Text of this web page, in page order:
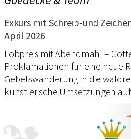
Exkurs mit Schreib-und
April 2026
Lobpreis mit Abendmahl –
Proklamationen für eine neue
Gebetswanderung in die
künstlerische Umsetzungen